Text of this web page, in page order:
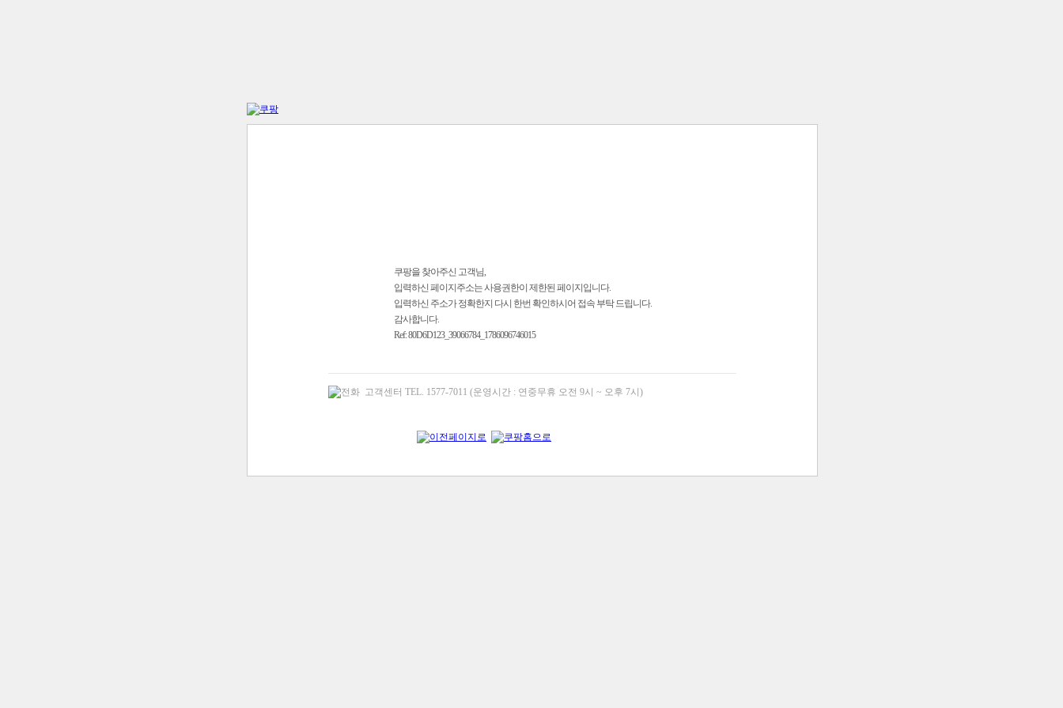
쿠팡을 찾아주신 고객님,
입력하신 페이지주소는 사용권한이 제한된 페이지입니다.
입력하신 주소가 정확한지 다시 한번 확인하시어 접속 부탁 드립니다.
감사합니다.
Ref: 80D6D123_39066784_1786096746015
고객센터 TEL. 1577-7011 (운영시간 : 연중무휴 오전 9시 ~ 오후 7시)